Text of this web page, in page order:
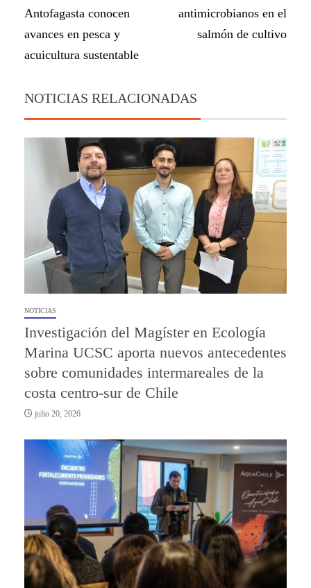
Antofagasta conocen
avances en pesca y
acuicultura sustentable
antimicrobianos en el
salmón de cultivo
NOTICIAS RELACIONADAS
NOTICIAS
Investigación del Magíster en Ecología
Marina UCSC aporta nuevos antecedentes
sobre comunidades intermareales de la
costa centro-sur de Chile
julio 20, 2026